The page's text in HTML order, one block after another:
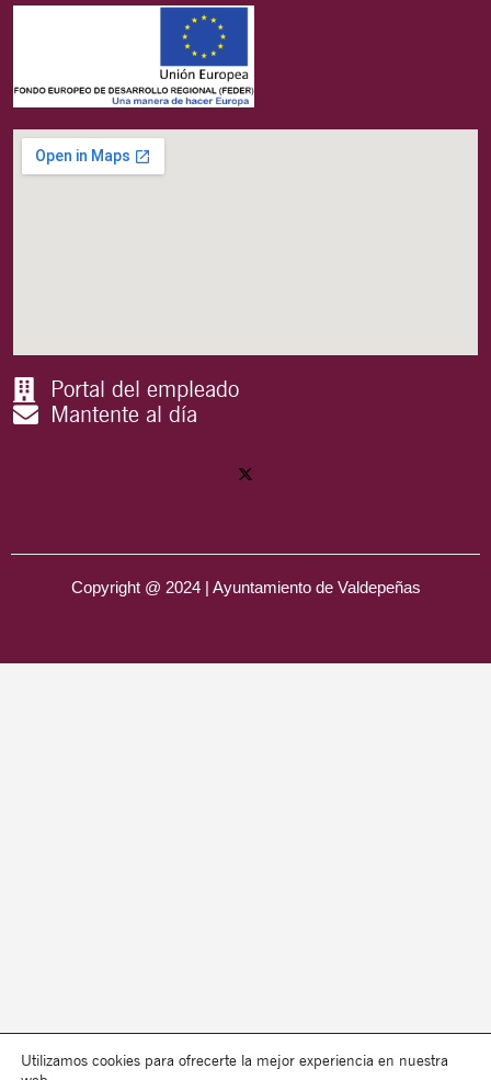
Portal del empleado
Mantente al día
Copyright @ 2024 | Ayuntamiento de Valdepeñas
Utilizamos cookies para ofrecerte la mejor experiencia en nuestra